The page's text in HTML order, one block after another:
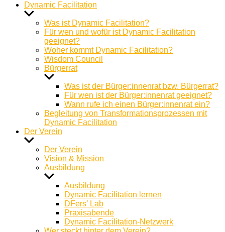
Dynamic Facilitation
Untermenü
anzeigenWas ist Dynamic Facilitation?
Für wen und wofür ist Dynamic Facilitation
geeignet?
Woher kommt Dynamic Facilitation?
Wisdom Council
Bürgerrat
Untermenü
anzeigenWas ist der Bürger:innenrat bzw. Bürgerrat?
Für wen ist der Bürger:innenrat geeignet?
Wann rufe ich einen Bürger:innenrat ein?
Begleitung von Transformationsprozessen mit
Dynamic Facilitation
Der Verein
Untermenü
anzeigenDer Verein
Vision & Mission
Ausbildung
Untermenü
anzeigenAusbildung
Dynamic Facilitation lernen
DFers’ Lab
Praxisabende
Dynamic Facilitation-Netzwerk